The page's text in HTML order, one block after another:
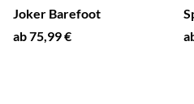
Joker Barefoot
ab 75,99 €